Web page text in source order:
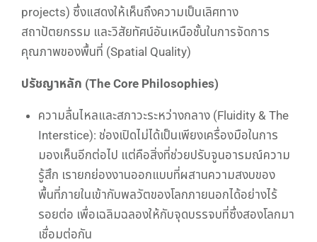
projects) ซึ่งแสดงให้เห็นถึงความเป็นเลิศทาง
สถาปัตยกรรม และวิสัยทัศน์อันเหนือชั้นในการจัดการ
คุณภาพของพื้นที่ (Spatial Quality)
ปรัชญาหลัก (The Core Philosophies)
ความลื่นไหลและสภาวะระหว่างกลาง (Fluidity & The
Interstice): ช่องเปิดไม่ได้เป็นเพียงเครื่องมือในการ
มองเห็นอีกต่อไป แต่คือสิ่งที่ช่วยปรับจูนอารมณ์ความ
รู้สึก เรายกย่องงานออกแบบที่ผสานความสงบของ
พื้นที่ภายในเข้ากับพลวัตของโลกภายนอกได้อย่างไร้
รอยต่อ เพื่อเฉลิมฉลองให้กับจุดบรรจบที่ซึ่งสองโลกมา
เชื่อมต่อกัน